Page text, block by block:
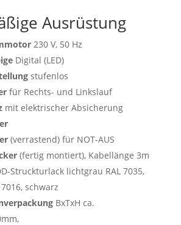
Ausrüstung
230 V, 50 Hz
Digital (LED)
stufenlos
für Rechts- und Linkslauf
mit elektrischer Absicherung
(verrastend) für NOT-AUS
(fertig montiert), Kabellänge 3m
Struckturlack lichtgrau RAL 7035,
schwarz
BxTxH ca.